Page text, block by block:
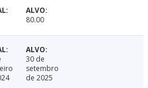
80.00
30 de
setembro
de 2025